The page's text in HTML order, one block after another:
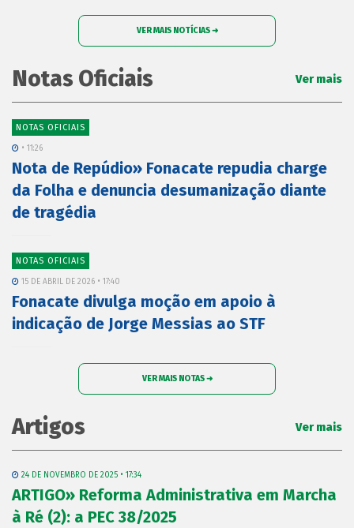
VER MAIS NOTÍCIAS ➜
Notas Oficiais Ver mais
NOTAS OFICIAIS
• 11:26
Nota de Repúdio» Fonacate repudia charge
da Folha e denuncia desumanização diante
de tragédia
NOTAS OFICIAIS
15 DE ABRIL DE 2026 • 17:40
Fonacate divulga moção em apoio à
indicação de Jorge Messias ao STF
VER MAIS NOTAS ➜
Artigos Ver mais
24 DE NOVEMBRO DE 2025 • 17:34
ARTIGO» Reforma Administrativa em Marcha
à Ré (2): a PEC 38/2025